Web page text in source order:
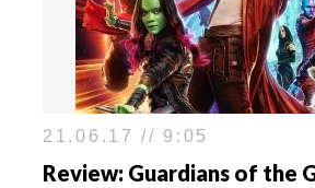
21.06.17 // 9:05
Review: Guardians of the